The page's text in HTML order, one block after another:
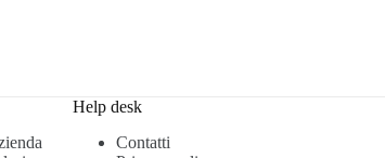
Help desk
Contatti